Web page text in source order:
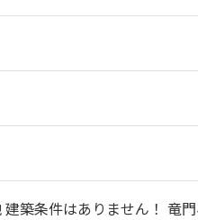
建築条件はありません！